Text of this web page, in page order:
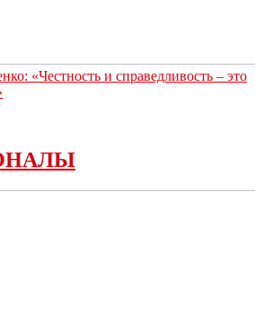
«Честность и справедливость – это